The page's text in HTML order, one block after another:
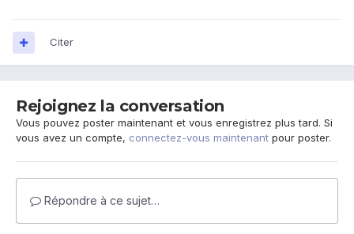
Citer
Rejoignez la conversation
Vous pouvez poster maintenant et vous enregistrez plus tard. Si
vous avez un compte, connectez-vous maintenant pour poster.
Répondre à ce sujet…